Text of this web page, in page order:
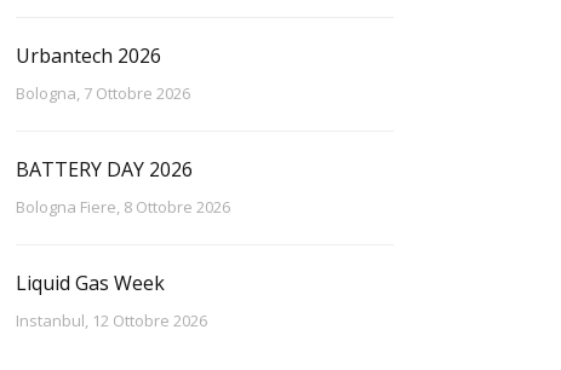
Urbantech 2026
Bologna, 7 Ottobre 2026
BATTERY DAY 2026
Bologna Fiere, 8 Ottobre 2026
Liquid Gas Week
Instanbul, 12 Ottobre 2026